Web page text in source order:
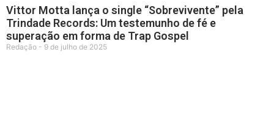
Vittor Motta lança o single “Sobrevivente” pela
Trindade Records: Um testemunho de fé e
superação em forma de Trap Gospel
Redação 9 de julho de 2025